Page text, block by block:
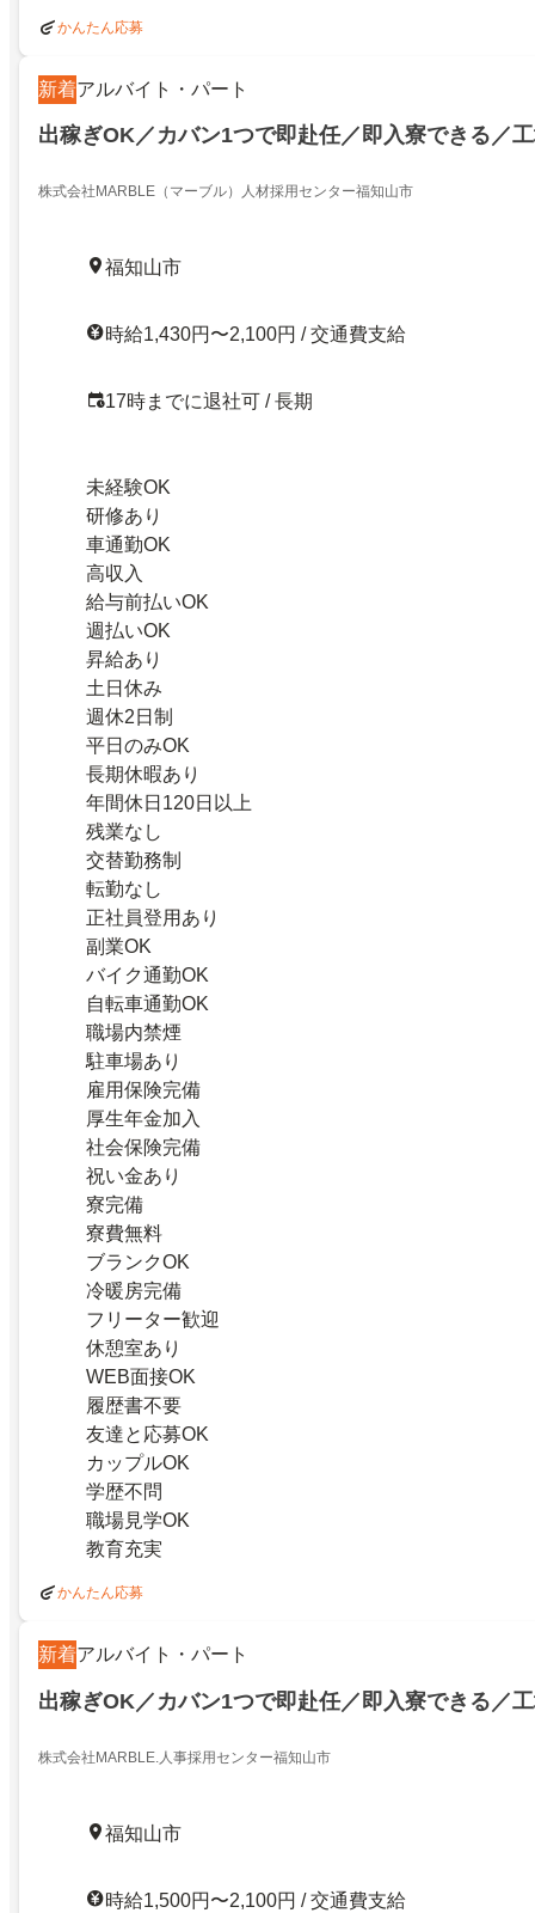
かんたん応募
新着アルバイト・パート
出稼ぎOK／カバン1つで即赴任／即入寮できる／
株式会社MARBLE（マーブル）人材採用センター福知山市
福知山市
時給1,430円〜2,100円 / 交通費支給
17時までに退社可 / 長期
未経験OK
研修あり
車通勤OK
高収入
給与前払いOK
週払いOK
昇給あり
土日休み
週休2日制
平日のみOK
長期休暇あり
年間休日120日以上
残業なし
交替勤務制
転勤なし
正社員登用あり
副業OK
バイク通勤OK
自転車通勤OK
職場内禁煙
駐車場あり
雇用保険完備
厚生年金加入
社会保険完備
祝い金あり
寮完備
寮費無料
ブランクOK
冷暖房完備
フリーター歓迎
休憩室あり
WEB面接OK
履歴書不要
友達と応募OK
カップルOK
学歴不問
職場見学OK
教育充実
かんたん応募
新着アルバイト・パート
出稼ぎOK／カバン1つで即赴任／即入寮できる／
株式会社MARBLE.人事採用センター福知山市
福知山市
時給1,500円〜2,100円 / 交通費支給